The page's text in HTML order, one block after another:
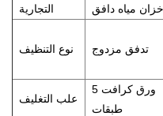
التجارية
خزان مياه دافق
نوع التنظيف تدفق مزدوج
علب التغليف
ورق كرافت 5
طبقات